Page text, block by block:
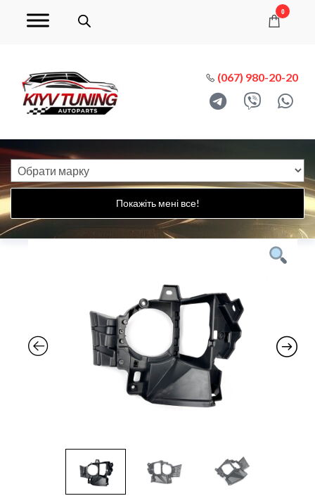
0
(067) 980-20-20
Покажіть мені все!